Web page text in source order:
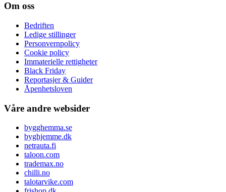
Om oss
Bedriften
Ledige stillinger
Personvernpolicy
Cookie policy
Immaterielle rettigheter
Black Friday
Reportasjer & Guider
Åpenhetsloven
Våre andre websider
bygghemma.se
byghjemme.dk
netrauta.fi
taloon.com
trademax.no
chilli.no
talotarvike.com